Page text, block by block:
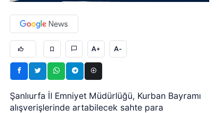
A+ A-
Şanlıurfa İl Emniyet Müdürlüğü, Kurban Bayramı
alışverişlerinde artabilecek sahte para